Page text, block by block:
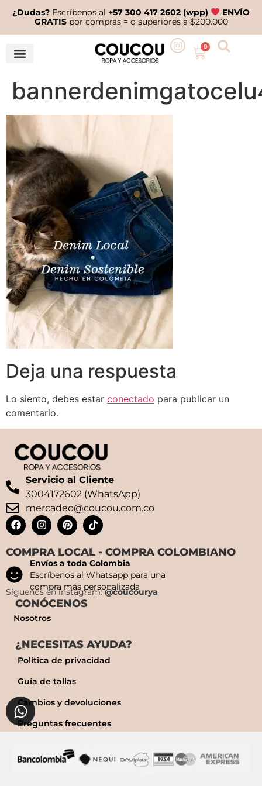
¿Dudas? Escríbenos al+57 300 417 2602 (wpp)
ENVÍO
GRATISpor compras = o superiores a $200.000
0
Deja una respuesta
Lo siento, debes estar conectado para publicar un
comentario.
Servicio al Cliente
3004172602 (WhatsApp)
mercadeo@coucou.com.co
COMPRA LOCAL - COMPRA COLOMBIANO
Envíos a toda Colombia
Escríbenos al Whatsapp para una
compra más personalizada
Síguenos en instagram:@coucourya
CONÓCENOS
Nosotros
¿NECESITAS AYUDA?
Política de privacidad
Guía de tallas
Cambios y devoluciones
Preguntas frecuentes